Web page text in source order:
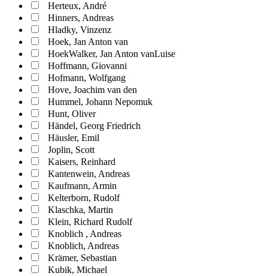
Herteux, André
Hinners, Andreas
Hladky, Vinzenz
Hoek, Jan Anton van
HoekWalker, Jan Anton vanLuise
Hoffmann, Giovanni
Hofmann, Wolfgang
Hove, Joachim van den
Hummel, Johann Nepomuk
Hunt, Oliver
Händel, Georg Friedrich
Häusler, Emil
Joplin, Scott
Kaisers, Reinhard
Kantenwein, Andreas
Kaufmann, Armin
Kelterborn, Rudolf
Klaschka, Martin
Klein, Richard Rudolf
Knoblich , Andreas
Knoblich, Andreas
Krämer, Sebastian
Kubik, Michael